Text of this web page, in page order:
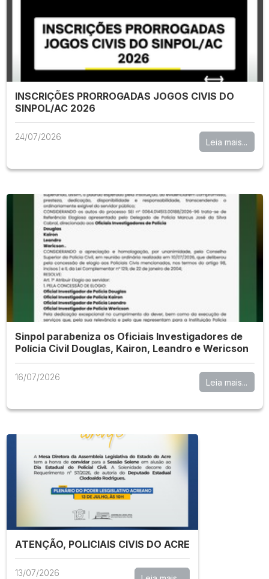
INSCRIÇÕES PRORROGADAS JOGOS CIVIS DO
SINPOL/AC 2026
24/07/2026 Leia mais...
Sinpol parabeniza os Oficiais Investigadores de
Polícia Civil Douglas, Kairon, Leandro e Wericson
16/07/2026 Leia mais...
ATENÇÃO, POLICIAIS CIVIS DO ACRE
13/07/2026